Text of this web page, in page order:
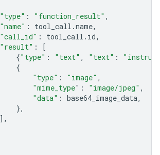
"type" : "function_result" ,
"name" : tool_call .name,
"call_id" : tool_call . id,
"result" :
[
{"type" : "text" , "text" :
{
"type" : "image" ,
"mime_type" : "image/jpeg" ,
"data" : base64_image_data,
},
],